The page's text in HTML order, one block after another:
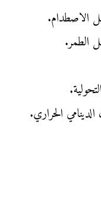
الاصطدام.
الطمر.
الحراري.